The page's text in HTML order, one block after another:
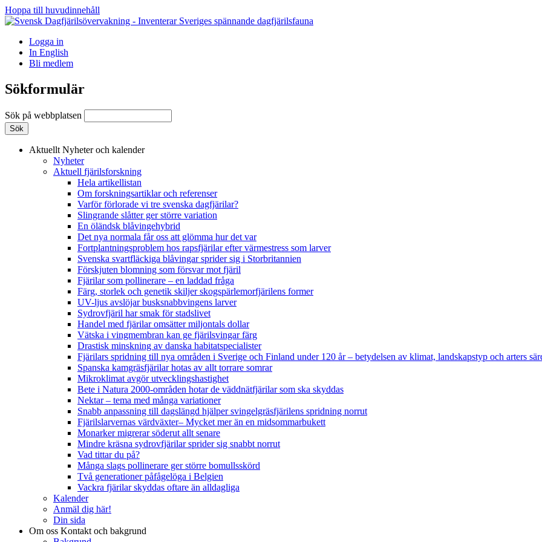
Hoppa till huvudinnehåll
Logga in
In English
Bli medlem
Sökformulär
Sök på webbplatsen
Aktuellt Nyheter och kalender
Nyheter
Aktuell fjärilsforskning
Hela artikellistan
Om forskningsartiklar och referenser
Varför förlorade vi tre svenska dagfjärilar?
Slingrande slåtter ger större variation
En öländsk blåvingehybrid
Det nya normala får oss att glömma hur det var
Fortplantningsproblem hos rapsfjärilar efter värmestress som larver
Svenska svartfläckiga blåvingar sprider sig i Storbritannien
Förskjuten blomning som försvar mot fjäril
Fjärilar som pollinerare – en laddad fråga
Färg, storlek och genetik skiljer skogspärlemorfjärilens former
UV-ljus avslöjar busksnabbvingens larver
Sydrovfjäril har smak för stadslivet
Handel med fjärilar omsätter miljontals dollar
Vätska i vingmembran kan ge fjärilsvingar färg
Drastisk minskning av danska habitatspecialister
Fjärilars spridning till nya områden i Sverige och Finland under 120 år– betydelsen av klimat, landskapstyp och arters
Spanska kamgräsfjärilar hotas av allt torrare somrar
Mikroklimat avgör utvecklingshastighet
Bete i Natura 2000-områden hotar de väddnätfjärilar som ska skyddas
Nektar – tema med många variationer
Snabb anpassning till dagslängd hjälper svingelgräsfjärilens spridning norrut
Fjärilslarvernas värdväxter– Mycket mer än en midsommarbukett
Monarker migrerar söderut allt senare
Mindre kräsna sydrovfjärilar sprider sig snabbt norrut
Vad tittar du på?
Många slags pollinerare ger större bomullsskörd
Två generationer påfågelöga i Belgien
Vackra fjärilar skyddas oftare än alldagliga
Kalender
Anmäl dig här!
Din sida
Om oss Kontakt och bakgrund